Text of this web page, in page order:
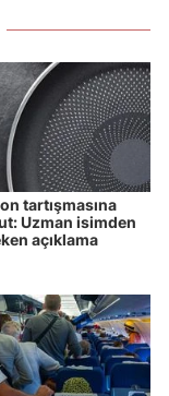
tartışmasına
Uzman isimden
açıklama